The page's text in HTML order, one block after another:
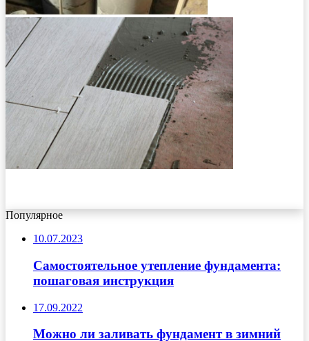
Популярное
10.07.2023
Самостоятельное утепление фундамента:
пошаговая инструкция
17.09.2022
Можно ли заливать фундамент в зимний